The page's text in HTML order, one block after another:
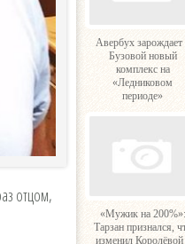
отцом,
Авербух зарождает
Бузовой новый
комплекс на
«Ледниковом
периоде»
«Мужик на 200%»:
Тарзан признался,
изменил Королёвой